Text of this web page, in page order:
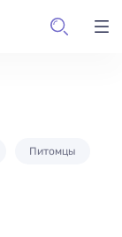
Питомцы